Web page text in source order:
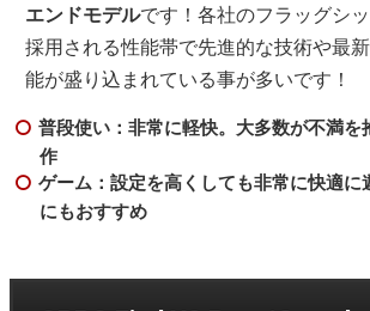
エンドモデルです！各社のフラッグシ
採用される性能帯で先進的な技術や最
能が盛り込まれている事が多いです！
普段使い：非常に軽快。大多数が不満を
作
ゲーム：設定を高くしても非常に快適に
にもおすすめ